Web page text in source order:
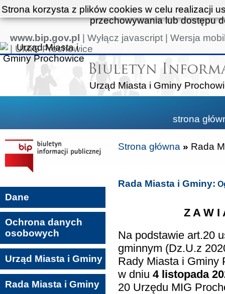
Strona korzysta z plików cookies w celu realizacji
przechowywania lub dostępu
www.bip.gov.pl
Wyłącz javascript
Wersja
UMiG Prochowice
Urząd Miasta i Gminy
strona
Dane
Ochrona danych
osobowych
Urząd Miasta i Gminy
Rada Miasta i Gminy
Strona główna » Rada
Rada Miasta i Gminy:
Z A W I
Na podstawie art.20
gminnym (Dz.U.z
Rady Miasta i Gminy
w dniu 4 listopada
20 Urzędu MIG